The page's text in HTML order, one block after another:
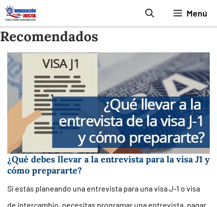
Saltar
al
contenido
Menú
Recomendados
¿Qué debes llevar a la entrevista para la visa J1 y
cómo prepararte?
Si estás planeando una entrevista para una visa J-1 o visa
de intercambio, necesitas programar una entrevista, pagar